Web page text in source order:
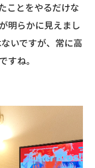
ことをやるだけな
明らかに見えまし
いですが、常に高
すね。